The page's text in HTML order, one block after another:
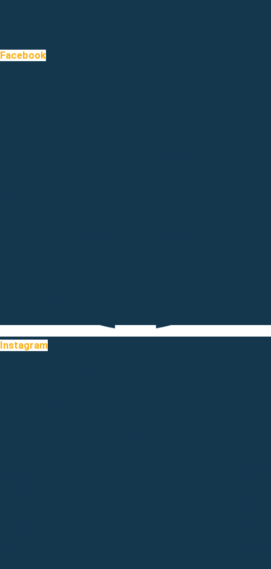
Facebook
Instagram